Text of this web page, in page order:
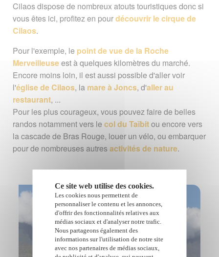
Cilaos dispose de nombreux atouts touristiques donc si
vous êtes ici, profitez en pourdécouvrir le cirque de
Cilaos.
Pour l'exemple, le point de vue de la Roche
Merveilleuseest à quelques kilomètres du marché.
Encore moins loin, il est aussi possible d'aller voir
l'église de Cilaos, la mare à Joncs, d'aller au
restaurant, ...
Pour les plus courageux, vous pouvez faire de belles
randos notamment vers le col du Taïbitou encore vers
la cascade de Bras Rouge, louer un vélo, ou embarquer
pour de nombreuses autresactivités de nature.
Ce site web utilise des cookies.
Les cookies nous permettent de
personnaliser le contenu et les annonces,
d'offrir des fonctionnalités relatives aux
médias sociaux et d'analyser notre trafic.
Nous partageons également des
informations sur l'utilisation de notre site
avec nos partenaires de médias sociaux,